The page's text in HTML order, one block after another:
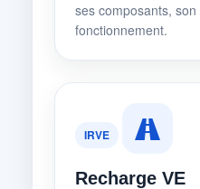
ses composants,
fonctionnement.
IRVE
Recharge VE